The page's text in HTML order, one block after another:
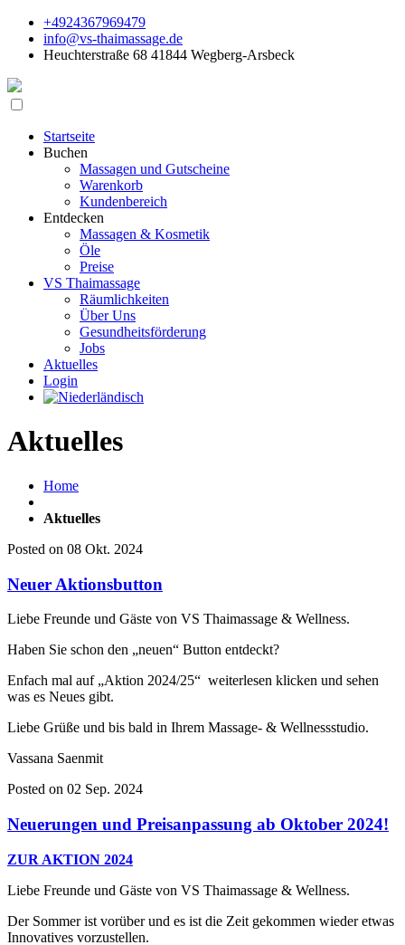
+4924367969479
info@vs-thaimassage.de
Heuchterstraße 68 41844 Wegberg-Arsbeck
Startseite
Buchen
Massagen und Gutscheine
Warenkorb
Kundenbereich
Entdecken
Massagen & Kosmetik
Öle
Preise
VS Thaimassage
Räumlichkeiten
Über Uns
Gesundheitsförderung
Jobs
Aktuelles
Login
Aktuelles
Home
Aktuelles
Posted on 08 Okt. 2024
Neuer Aktionsbutton
Liebe Freunde und Gäste von VS Thaimassage & Wellness.
Haben Sie schon den „neuen“ Button entdeckt?
Enfach mal auf „Aktion 2024/25“ weiterlesen klicken und sehen
was es Neues gibt.
Liebe Grüße und bis bald in Ihrem Massage- & Wellnessstudio.
Vassana Saenmit
Posted on 02 Sep. 2024
Neuerungen und Preisanpassung ab Oktober 2024!
ZUR AKTION 2024
Liebe Freunde und Gäste von VS Thaimassage & Wellness.
Der Sommer ist vorüber und es ist die Zeit gekommen wieder etwas
Innovatives vorzustellen.